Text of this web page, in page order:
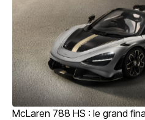
McLaren 788 HS : le grand